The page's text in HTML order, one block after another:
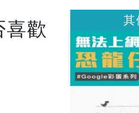
喜歡
其他冷知識